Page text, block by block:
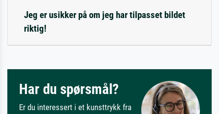
Jeg er usikker på om jeg har tilpasset bildet
riktig!
Har du spørsmål?
Er du interessert i et kunsttrykk fra